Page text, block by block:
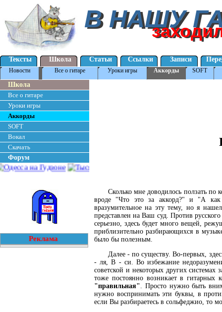
В НАШУ
В НАШУ
Тексты Школа Статьи Ссылки Записи
Новости Все о гитаре Уроки игры Аккорды SOFT
Школа
Все о гитаре
Уроки игры
Аккорды
SOFT
Вокал
Скачать
Форум
Реклама
Сколько мне доводилось ползать
вроде "Что это за аккорд?" и "А как
вразумительное на эту тему, но я
представлен на Ваш суд. Против
серьезно, здесь будет много вещей,
приблизительно разбирающихся в
было бы полезным.
Далее - по существу. Во-первых,
- ля, B - си. Во избежание
советской и некоторых других системах
тоже постоянно возникает в
"правильная" . Просто нужно быть
нужно воспринимать эти буквы, в
если Вы разбираетесь в сольфеджио, то